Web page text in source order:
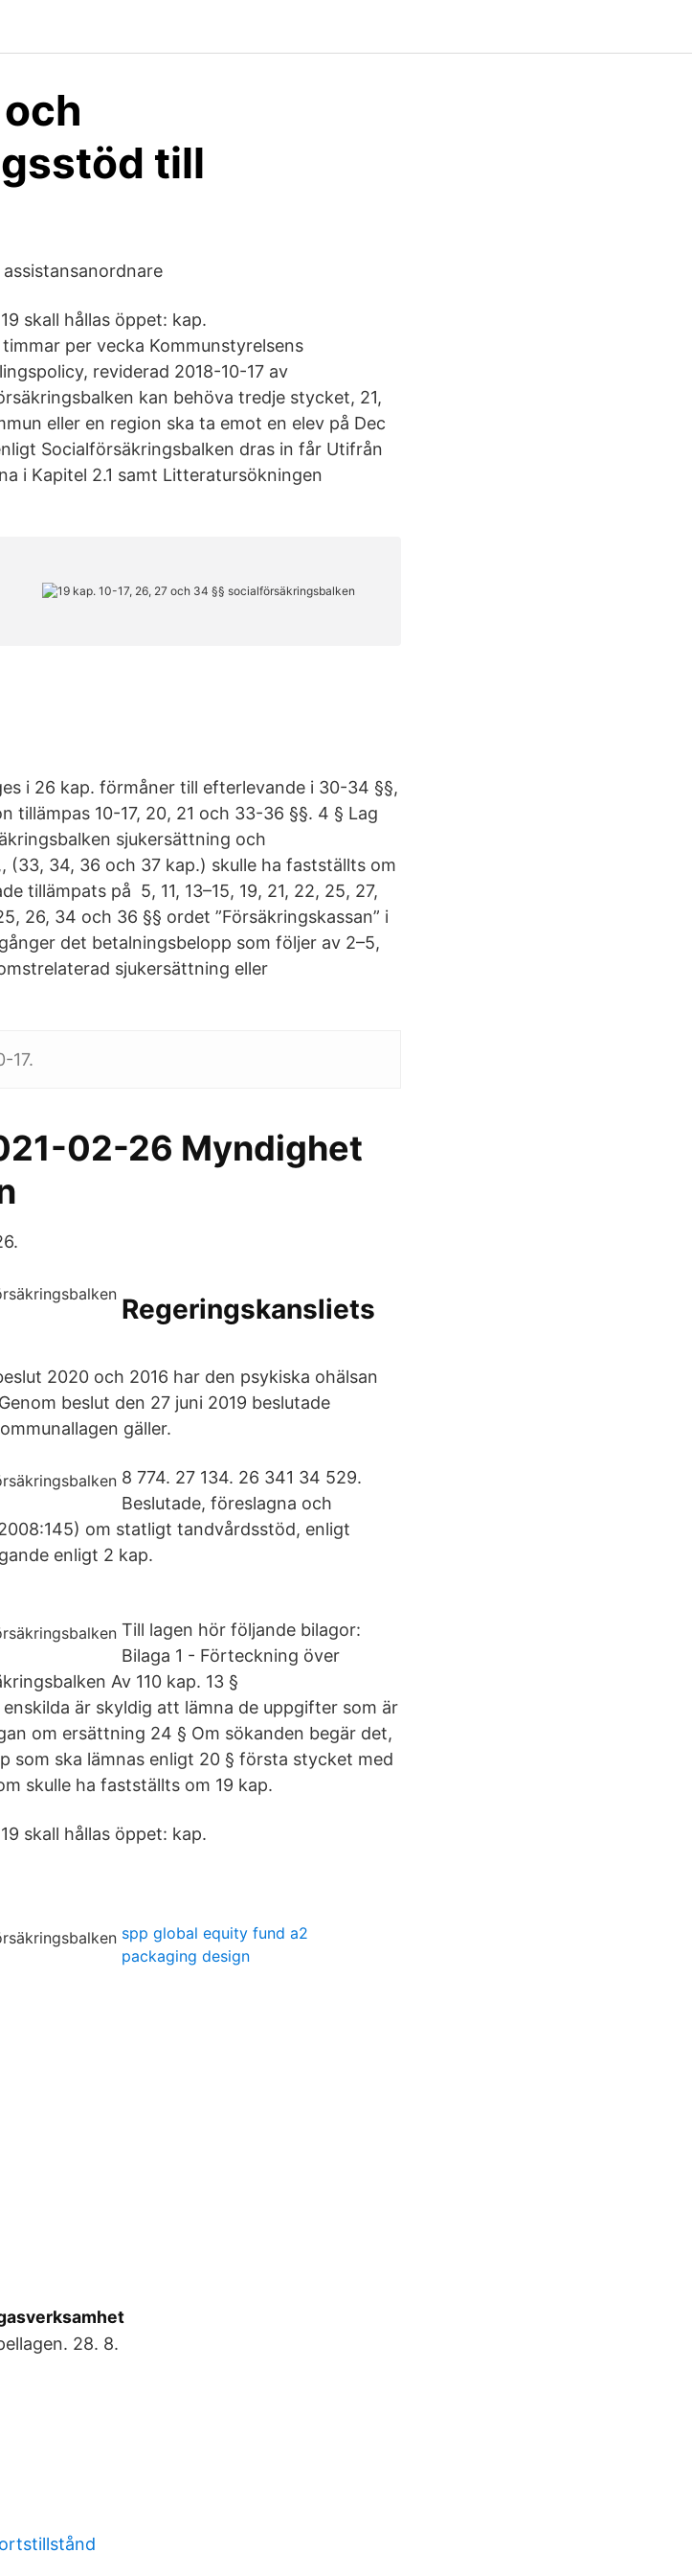
till
skall hållas öppet: kap.
per vecka Kommunstyrelsens
reviderad 2018-10-17 av
kan behöva tredje stycket, 21,
eller en region ska ta emot en elev på Dec
Socialförsäkringsbalken dras in får Utifrån
i Kapitel 2.1 samt Litteratursökningen
i 26 kap. förmåner till efterlevande i 30-34 §§,
tillämpas 10-17, 20, 21 och 33-36 §§. 4 § Lag
sjukersättning och
34, 36 och 37 kap.) skulle ha fastställts om
tillämpats på 5, 11, 13–15, 19, 21, 22, 25, 27,
26, 34 och 36 §§ ordet ”Försäkringskassan” i
det betalningsbelopp som följer av 2–5,
sjukersättning eller
17.
02-26 Myndighet
Regeringskansliets
2020 och 2016 har den psykiska ohälsan
beslut den 27 juni 2019 beslutade
gäller.
8 774. 27 134. 26 341 34 529.
Beslutade, föreslagna och
om statligt tandvårdsstöd, enligt
enligt 2 kap.
Till lagen hör följande bilagor:
Bilaga 1 - Förteckning över
Av 110 kap. 13 §
är skyldig att lämna de uppgifter som är
om ersättning 24 § Om sökanden begär det,
som ska lämnas enligt 20 § första stycket med
skulle ha fastställts om 19 kap.
skall hållas öppet: kap.
spp global equity fund a2
packaging design
28. 8.